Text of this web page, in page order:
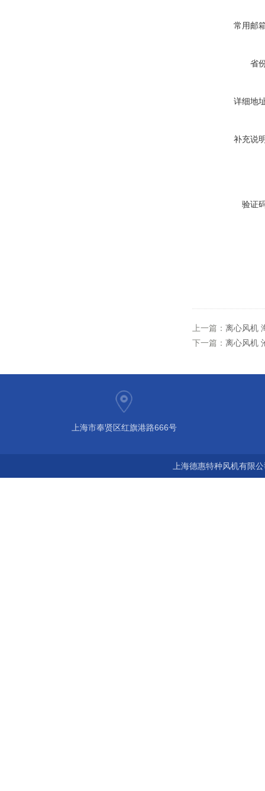
常用邮
省
详细地
补充说
验证
上一篇： 离心风机
下一篇： 离心风机
上海市奉贤区红旗港路666号
上海德惠特种风机有限